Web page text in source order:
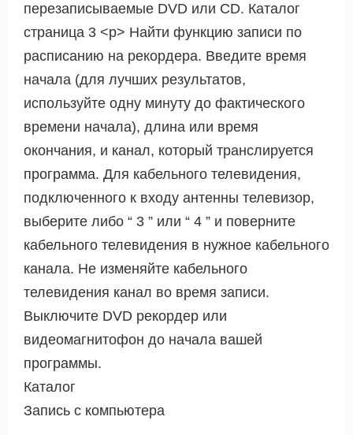
перезаписываемые DVD или CD. Каталог
страница 3 <р> Найти функцию записи по
расписанию на рекордера. Введите время
начала (для лучших результатов,
используйте одну минуту до фактического
времени начала), длина или время
окончания, и канал, который транслируется
программа. Для кабельного телевидения,
подключенного к входу антенны телевизор,
выберите либо “ 3 ” или “ 4 ” и поверните
кабельного телевидения в нужное кабельного
канала. Не изменяйте кабельного
телевидения канал во время записи.
Выключите DVD рекордер или
видеомагнитофон до начала вашей
программы.
Каталог
Запись с компьютера